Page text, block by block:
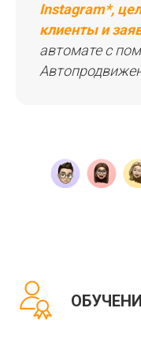
Instagram*,
клиенты и
автомате с